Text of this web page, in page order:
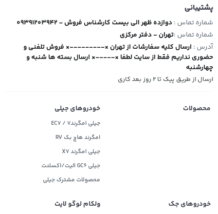
پشتیبانی
شماره تماس : 09391203942 - دوازده ظهر الی بیست کارشناس فروش
شماره تماس :تهران - دفتر مرکزی
آدرس : ارسال کلیه سفارشات از تهران ×---------× فروش تلفنی و
حضوری نداریم فقط از سایت لطفا ×-----× ارسال بسته ها شنبه و
چهارشنبه
ارسال از طریق پیک تا ۲ روز بعد کاری
محصولات خودروهای جیلی
جیلی امگرند۷ / EC7
امگرند هاچ بک RV
جیلی امگرند X7
جیلی GC6 الیت/اکسلنت
محصولات مشترک جیلی
خودروهای جک ولکام لوگو لایت